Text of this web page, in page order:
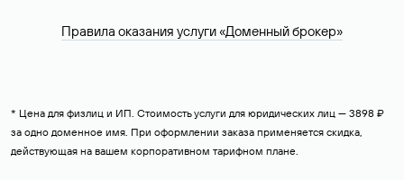
Правила оказания услуги «Доменный брокер»
* Цена для физлиц и ИП. Стоимость услуги для юридических лиц — 3898 ₽
за одно доменное имя. При оформлении заказа применяется скидка,
действующая на вашем корпоративном тарифном плане.